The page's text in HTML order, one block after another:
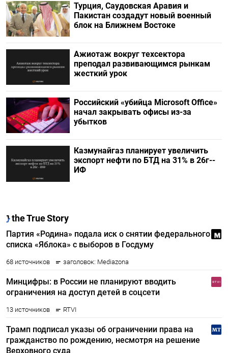
Турция, Саудовская Аравия и
Пакистан создадут новый военный
блок на Ближнем Востоке
Ажиотаж вокруг техсектора
преподал развивающимся рынкам
жесткий урок
Российский «убийца Microsoft Office»
начал закрывать офисы из-за
убытков
Казмунайгаз планирует увеличить
экспорт нефти по БТД на 31% в 26г--
ИФ